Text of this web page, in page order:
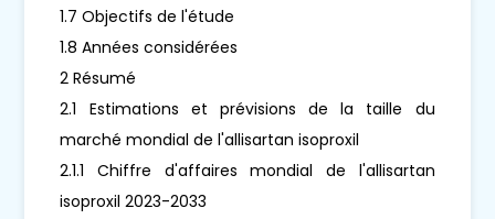
1.7 Objectifs de l'étude
1.8 Années considérées
2 Résumé
2.1 Estimations et prévisions de la taille du
marché mondial de l'allisartan isoproxil
2.1.1 Chiffre d'affaires mondial de l'allisartan
isoproxil 2023-2033